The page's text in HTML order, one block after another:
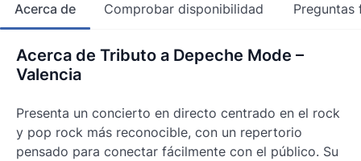
Acerca de Comprobar disponibilidad Preguntas
Acerca de Tributo a Depeche Mode –
Valencia
Presenta un concierto en directo centrado en el rock
y pop rock más reconocible, con un repertorio
pensado para conectar fácilmente con el público. Su